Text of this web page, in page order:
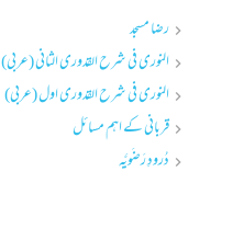
رضا مسجد
النوری فی شرح القدوری الثانی (عربی)
النوری فی شرح القدوری اول (عربی)
قربانی کے اہم مسائل
دُرودِ رَضَویَّہ